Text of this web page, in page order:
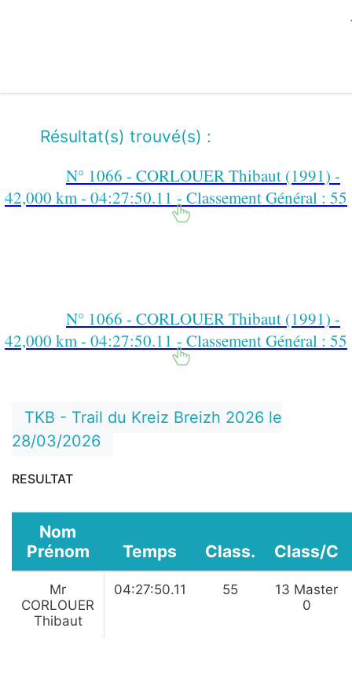
Résultat(s) trouvé(s) :
N° 1066 - CORLOUER Thibaut (1991) -
42,000 km - 04:27:50.11 - Classement Général : 55
N° 1066 - CORLOUER Thibaut (1991) -
42,000 km - 04:27:50.11 - Classement Général : 55
TKB - Trail du Kreiz Breizh 2026 le
28/03/2026
RESULTAT
Nom
Prénom
Temps Class. Class/C
Mr
CORLOUER
Thibaut
04:27:50.11 55
13 Master
0